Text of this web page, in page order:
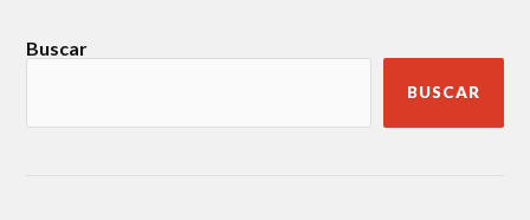
Buscar
BUSCAR